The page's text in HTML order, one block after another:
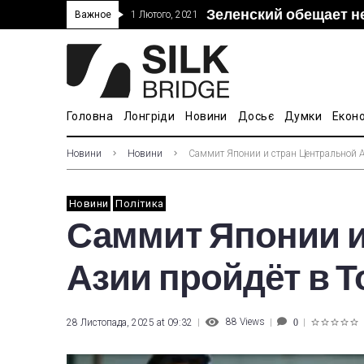
Важное 1 Лютого, 2021 Зеленский обещает
Прошло 5-тое
“Дочка” Beijing
В Украине ввели
Головна Лонгріди Новини Досьє Думки
Новини Новини Саммит Японии и стран Центральной
Новини Політика
Саммит Японии
Азии пройдёт в
28 Листопада, 2025 at 09:32 88 Views 0